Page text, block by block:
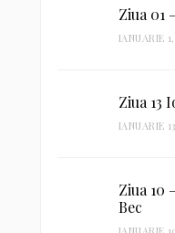
Ziua 01
IANUARIE
Ziua 13
IANUARIE
Ziua 10
Bec